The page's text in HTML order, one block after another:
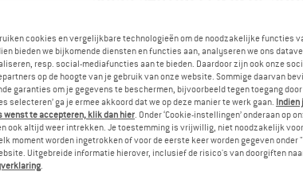
cookies en vergelijkbare technologieën om de noodzakelijke functies
bieden we bijkomende diensten en functies aan, analyseren we ons
resp. social-mediafuncties aan te bieden. Daardoor zijn ook onze
op de hoogte van je gebruik van onze website. Sommige daarvan
garanties om je gegevens te beschermen, bijvoorbeeld tegen toegang
selecteren’ ga je ermee akkoord dat we op deze manier te werk gaan. Indien
wenst te accepteren, klik dan hier. Onder ‘Cookie-instellingen’ onderaan op
ook altijd weer intrekken. Je toestemming is vrijwillig, niet noodzakelijk
moment worden ingetrokken of voor de eerste keer worden gegeven
Uitgebreide informatie hierover, inclusief de risico's van doorgiften
.